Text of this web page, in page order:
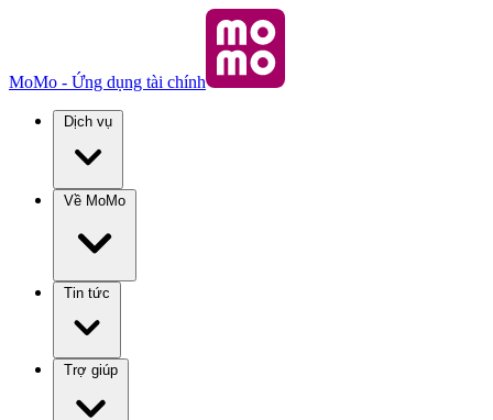
MoMo - Ứng dụng tài chính
Dịch vụ
Về MoMo
Tin tức
Trợ giúp